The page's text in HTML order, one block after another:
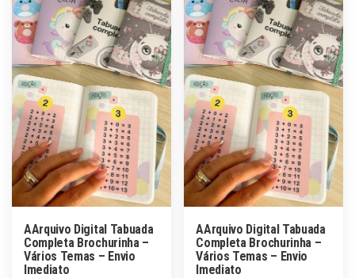
AArquivo Digital Tabuada
Completa Brochurinha –
Vários Temas – Envio
Imediato
AArquivo Digital Tabuada
Completa Brochurinha –
Vários Temas – Envio
Imediato